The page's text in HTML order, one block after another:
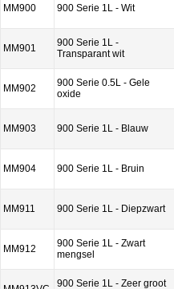
MM900 900 Serie 1L - Wit
MM901
900 Serie 1L -
Transparant wit
MM902
900 Serie 0.5L - Gele
oxide
MM903 900 Serie 1L - Blauw
MM904 900 Serie 1L - Bruin
MM911 900 Serie 1L - Diepzwart
MM912
900 Serie 1L - Zwart
mengsel
900 Serie 1L - Zeer groot